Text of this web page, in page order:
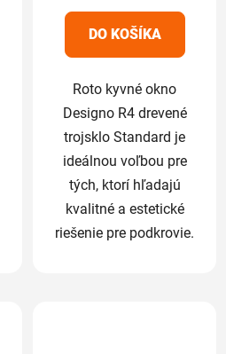
5
hviezdičiek.
DO KOŠÍKA
Roto kyvné okno
Designo R4 drevené
trojsklo Standard je
ideálnou voľbou pre
tých, ktorí hľadajú
kvalitné a estetické
riešenie pre podkrovie.